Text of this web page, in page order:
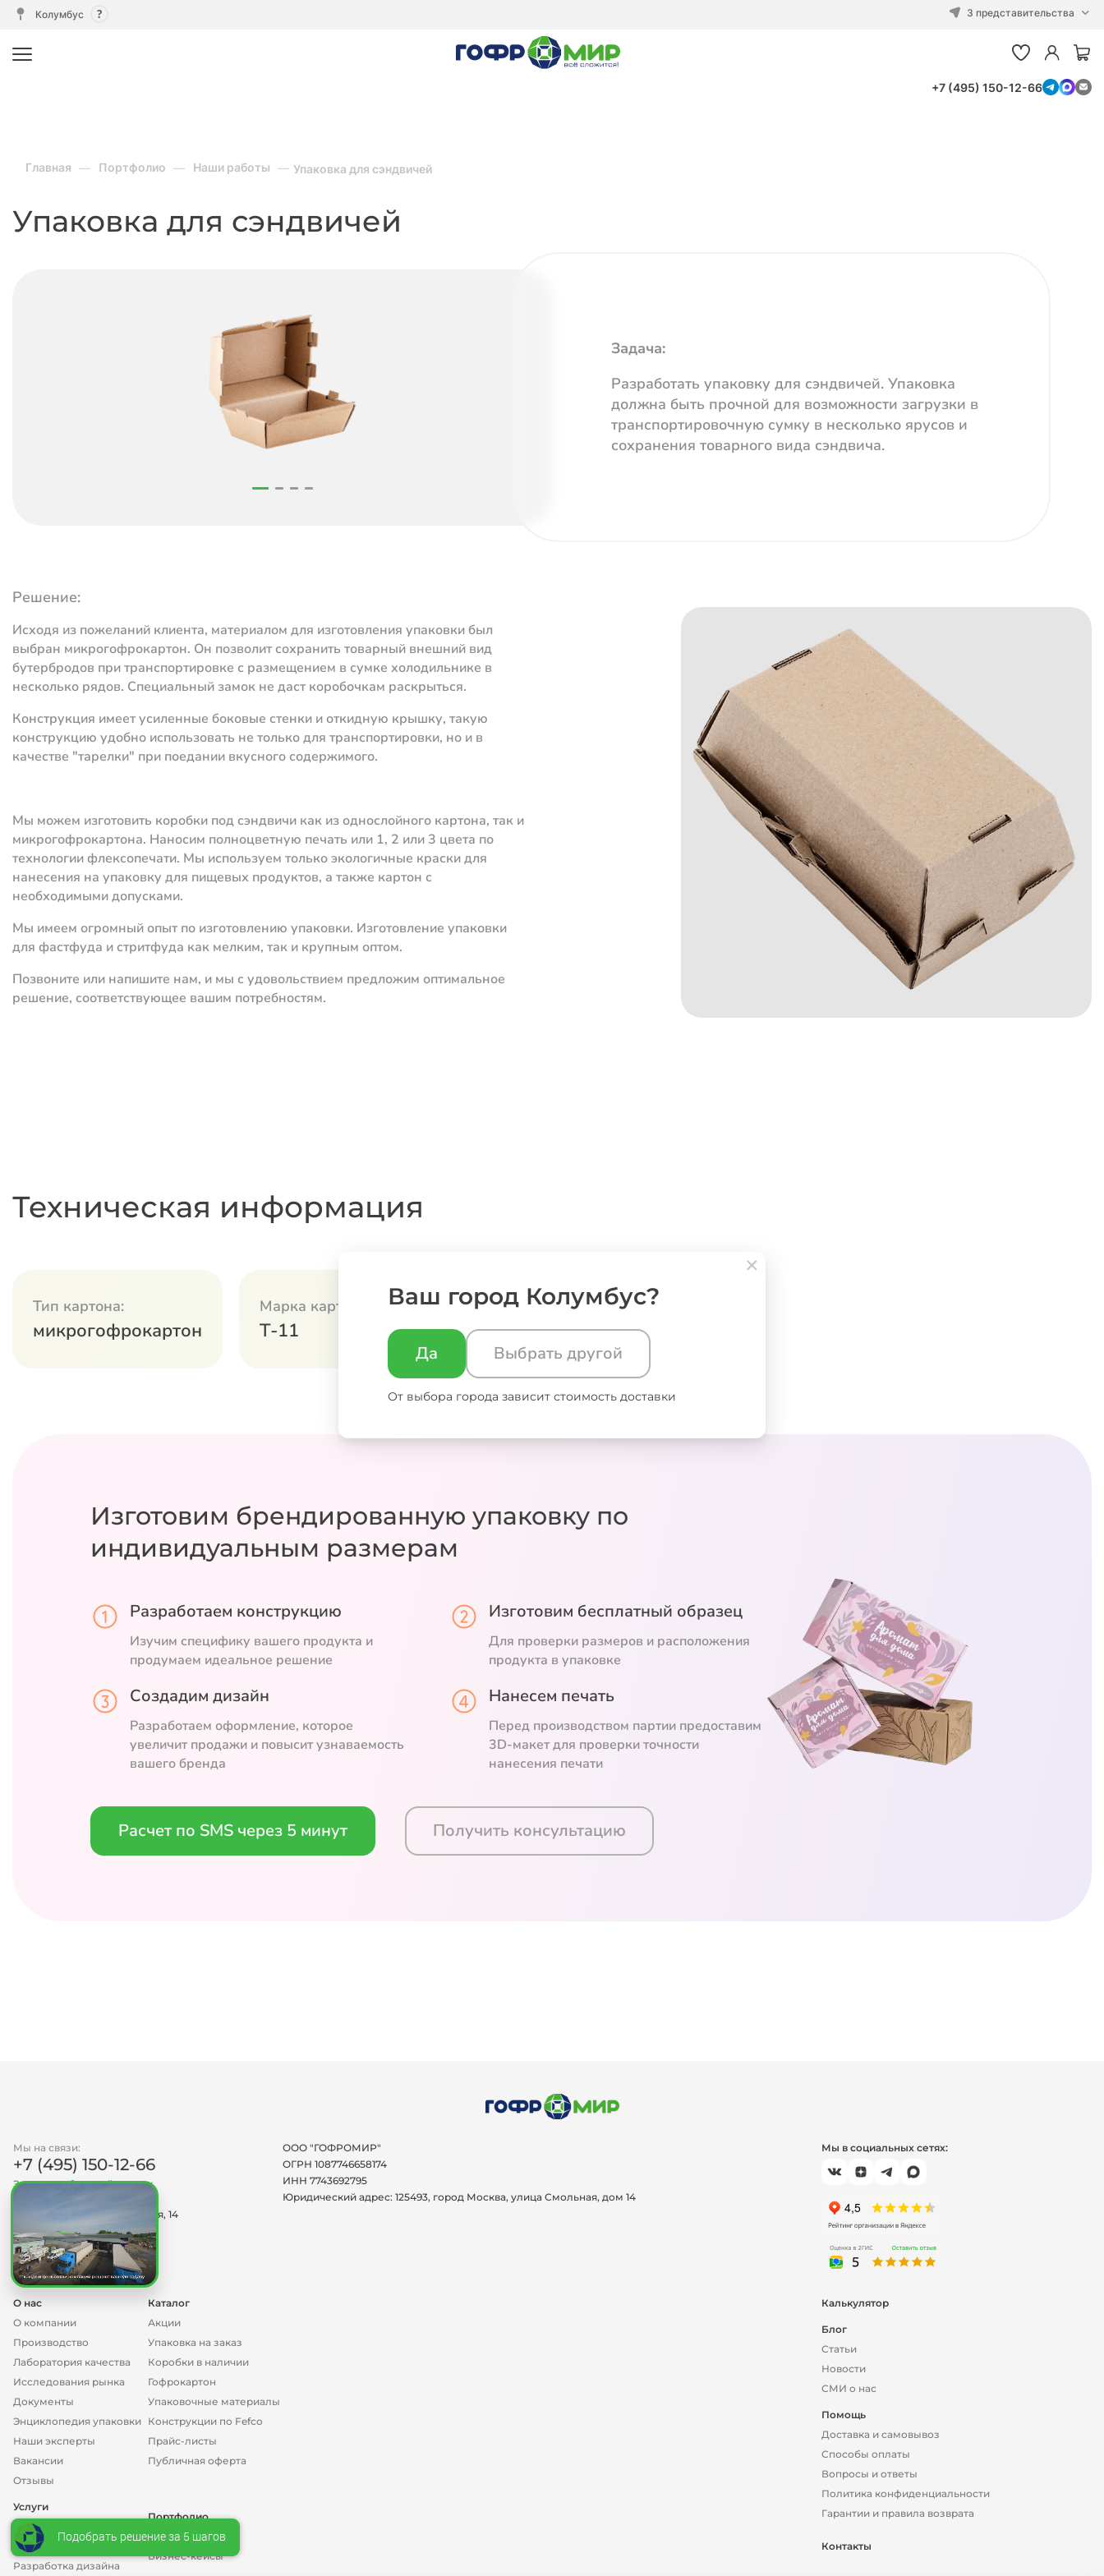
Колумбус 3 представительства
+7 (495) 150-12-66
Главная Портфолио Наши работы Упаковка для сэндвичей
Упаковка для сэндвичей
Задача:
Разработать упаковку для сэндвичей. Упаковка
должна быть прочной для возможности загрузки в
транспортировочную сумку в несколько ярусов и
сохранения товарного вида сэндвича.
Решение:
Исходя из пожеланий клиента, материалом для изготовления упаковки был
выбран микрогофрокартон. Он позволит сохранить товарный внешний вид
бутербродов при транспортировке с размещением в сумке холодильнике в
несколько рядов. Специальный замок не даст коробочкам раскрыться.
Конструкция имеет усиленные боковые стенки и откидную крышку, такую
конструкцию удобно использовать не только для транспортировки, но и в
качестве "тарелки" при поедании вкусного содержимого.
Мы можем изготовить коробки под сэндвичи как из однослойного картона, так и
микрогофрокартона. Наносим полноцветную печать или 1, 2 или 3 цвета по
технологии флексопечати. Мы используем только экологичные краски для
нанесения на упаковку для пищевых продуктов, а также картон с
необходимыми допусками.
Мы имеем огромный опыт по изготовлению упаковки. Изготовление упаковки
для фастфуда и стритфуда как мелким, так и крупным оптом.
Позвоните или напишите нам, и мы с удовольствием предложим оптимальное
решение, соответствующее вашим потребностям.
Техническая информация
Тип картона:
микрогофрокартон
Марка картона:
Т-11
Изготовим брендированную упаковку по
индивидуальным размерам
Разработаем конструкцию
Изучим специфику вашего продукта и
продумаем идеальное решение
Изготовим бесплатный образец
Для проверки размеров и расположения
продукта в упаковке
Создадим дизайн
Разработаем оформление, которое
увеличит продажи и повысит узнаваемость
вашего бренда
Нанесем печать
Перед производством партии предоставим
3D-макет для проверки точности
нанесения печати
Расчет по SMS через 5 минут Получить консультацию
Мы на связи:
+7 (495) 150-12-66
Заказать обратный звонок
г. Москва, ул. Смольная, 14
order@gofromir.ru
ООО "ГОФРОМИР"
ОГРН 1087746658174
ИНН 7743692795
Юридический адрес: 125493, город Москва, улица Смольная, дом 14
Мы в социальных сетях:
О нас
О компании
Производство
Лаборатория качества
Исследования рынка
Документы
Энциклопедия упаковки
Наши эксперты
Вакансии
Отзывы
Услуги
Для оптовых клиентов
Коробки с печатью
Разработка дизайна
Каталог
Акции
Упаковка на заказ
Коробки в наличии
Гофрокартон
Упаковочные материалы
Конструкции по Fefco
Прайс-листы
Публичная оферта
Портфолио
Наши работы
Бизнес-кейсы
Контакты
Калькулятор
Блог
Статьи
Новости
СМИ о нас
Помощь
Доставка и самовывоз
Способы оплаты
Вопросы и ответы
Политика конфиденциальности
Гарантии и правила возврата
Ваш город Колумбус?
Да Выбрать другой
От выбора города зависит стоимость доставки
Подобрать решение за 5 шагов